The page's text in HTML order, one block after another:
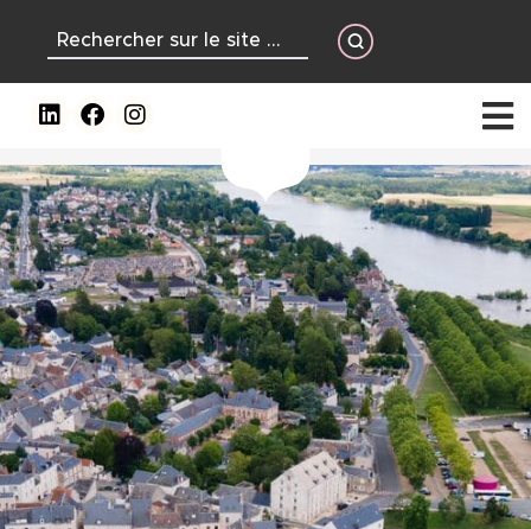
principal